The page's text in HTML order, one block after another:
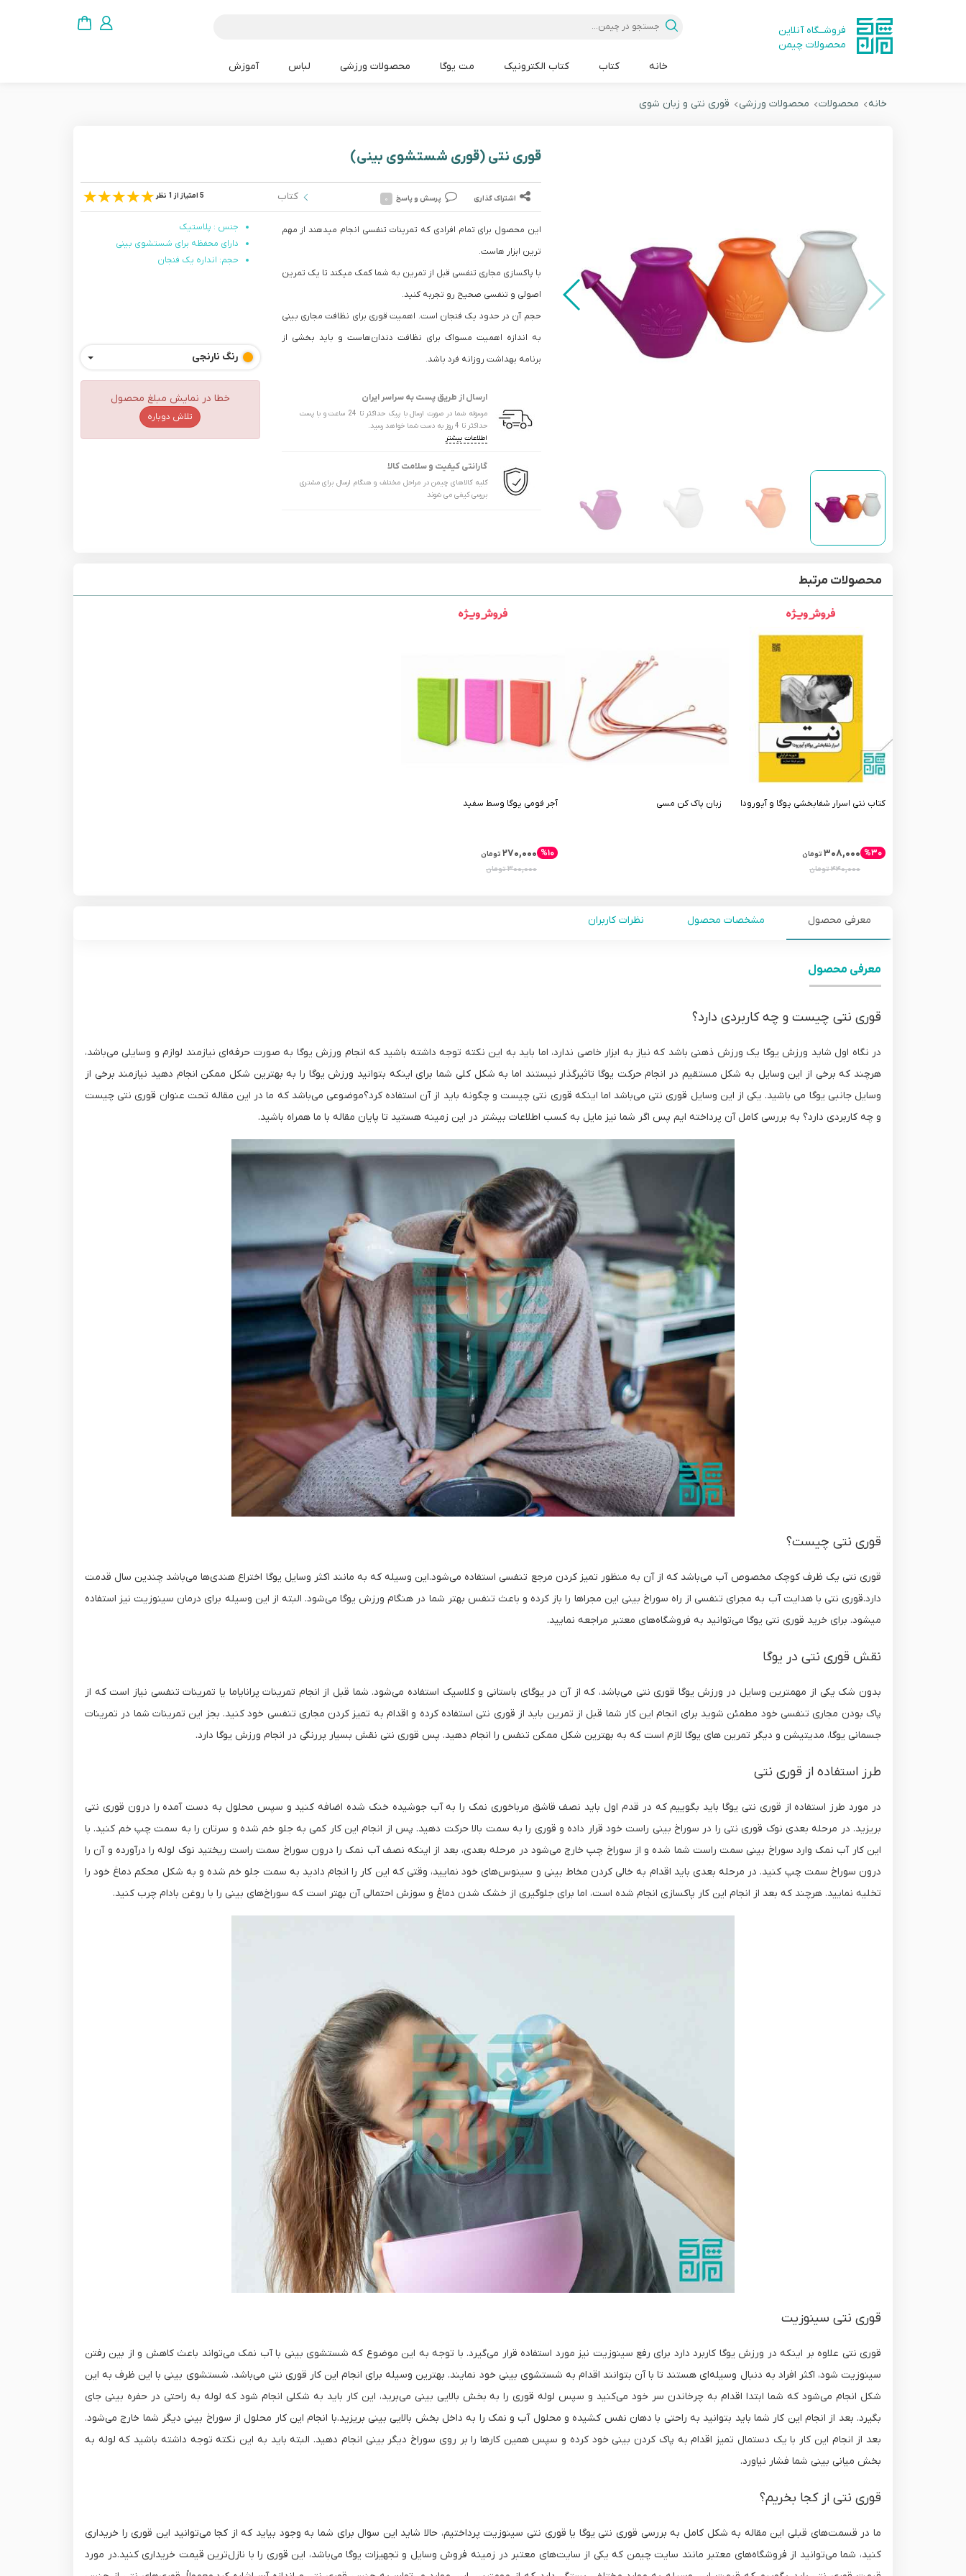
فروشــگاه آنلاین
محصولات چیمن
خانه
کتاب کتاب الکترونیک مت یوگا محصولات ورزشی لباس آموزش
خانه محصولات محصولات ورزشی قوری نتی و زبان شوی
قوری نتی (قوری شستشوی بینی)
اشتراک گذاری پرسش و پاسخ ۰ کتاب 5 امتیاز از 1 نظر
این محصول برای تمام افرادی که تمرینات تنفسی انجام میدهند از مهم
ترین ابزار هاست.
با پاکسازی مجاری تنفسی قبل از تمرین به شما کمک میکند تا یک تمرین
اصولی و تنفسی صحیح رو تجربه کنید.
حجم آن در حدود یک فنجان است. اهمیت قوری برای نظافت مجاری بینی
به اندازه اهمیت مسواک برای نظافت دندان‌هاست و باید بخشی از
برنامه بهداشت روزانه فرد باشد.
ارسال از طریق پست به سراسر ایران
مرسوله شما در صورت ارسال با پیک حداکثر تا 24 ساعت و با پست
حداکثر تا 4 روز به دست شما خواهد رسید.
اطلاعات بیشتر
گارانتی کیفیت و سلامت کالا
کلیه کالاهای چیمن در مراحل مختلف و هنگام ارسال برای مشتری
بررسی کیفی می شوند
جنس : پلاستیک
دارای محفظه برای شستشوی بینی
حجم: انداره یک فنجان
رنگ نارنجی
خطا در نمایش مبلغ محصول
تلاش دوباره
محصولات مرتبط
کتاب نتی اسرار شفابخشی یوگا و آیورودا
۳۰۸,۰۰۰ تومان
۴۴۰,۰۰۰تومان
%۳۰
زبان پاک کن مسی آجر فومی یوگا وسط سفید
۲۷۰,۰۰۰ تومان
۳۰۰,۰۰۰تومان
%۱۰
معرفی محصول مشخصات محصول نظرات کاربران
معرفی محصول
قوری نتی چیست و چه کاربردی دارد؟
در نگاه اول شاید ورزش یوگا یک ورزش ذهنی باشد که نیاز به ابزار خاصی ندارد، اما باید به این نکته توجه داشته باشید که انجام ورزش یوگا به صورت حرفه‌ای نیازمند لوازم و وسایلی می‌باشد،
هرچند که برخی از این وسایل به شکل مستقیم در انجام حرکت یوگا تاثیرگذار نیستند اما به شکل کلی شما برای اینکه بتوانید ورزش یوگا را به بهترین شکل ممکن انجام دهید نیازمند برخی از
وسایل جانبی یوگا می باشید. یکی از این وسایل قوری نتی می‌باشد اما اینکه قوری نتی چیست و چگونه باید از آن استفاده کرد؟موضوعی می‌باشد که ما در این مقاله تحت عنوان قوری نتی چیست
و چه کاربردی دارد؟ به بررسی کامل آن پرداخته ایم پس اگر شما نیز مایل به کسب اطلاعات بیشتر در این زمینه هستید تا پایان مقاله با ما همراه باشید.
قوری نتی چیست؟
قوری نتی یک ظرف کوچک مخصوص آب می‌باشد که از آن به منظور تمیز کردن مرجع تنفسی استفاده می‌شود.این وسیله که به مانند اکثر وسایل یوگا اختراع هندی‌ها می‌باشد چندین سال قدمت
دارد.قوری نتی با هدایت آب به مجرای تنفسی از راه سوراخ بینی این مجراها را باز کرده و باعث تنفس بهتر شما در هنگام ورزش یوگا می‌شود. البته از این وسیله برای درمان سینوزیت نیز استفاده
میشود. برای خرید قوری نتی یوگا می‌توانید به فروشگاه‌های معتبر مراجعه نمایید.
نقش قوری نتی در یوگا
بدون شک یکی از مهمترین وسایل در ورزش یوگا قوری نتی می‌باشد، که از آن در یوگای باستانی و کلاسیک استفاده می‌شود. شما قبل از انجام تمرینات پرانایاما یا تمرینات تنفسی نیاز است که از
پاک بودن مجاری تنفسی خود مطمئن شوید برای انجام این کار شما قبل از تمرین باید از قوری نتی استفاده کرده و اقدام به تمیز کردن مجاری تنفسی خود کنید. بجز این تمرینات شما در تمرینات
جسمانی یوگا، مدیتیشن و دیگر تمرین های یوگا لازم است که به بهترین شکل ممکن تنفس را انجام دهید. پس قوری نتی نقش بسیار پررنگی در انجام ورزش یوگا دارد.
طرز استفاده از قوری نتی
در مورد طرز استفاده از قوری نتی یوگا باید بگوییم که در قدم اول باید نصف قاشق مرباخوری نمک را به آب جوشیده خنک شده اضافه کنید و سپس محلول به دست آمده را درون قوری نتی
بریزید. در مرحله بعدی نوک قوری نتی را در سوراخ بینی راست خود قرار داده و قوری را به سمت بالا حرکت دهید. پس از انجام این کار کمی به جلو خم شده و سرتان را به سمت چپ خم کنید. با
این کار آب نمک وارد سوراخ بینی سمت راست شما شده و از سوراخ چپ خارج می‌شود در مرحله بعدی، بعد از اینکه نصف آب نمک را درون سوراخ سمت راست ریختید نوک لوله را درآورده و آن را
درون سوراخ سمت چپ کنید. در مرحله بعدی باید اقدام به خالی کردن مخاط بینی و سینوس‌های خود نمایید، وقتی که این کار را انجام دادید به سمت جلو خم شده و به شکل محکم دماغ خود را
تخلیه نمایید. هرچند که بعد از انجام این کار پاکسازی انجام شده است، اما برای جلوگیری از خشک شدن دماغ و سوزش احتمالی آن بهتر است که سوراخ‌های بینی را با روغن بادام چرب کنید.
قوری نتی سینوزیت
قوری نتی علاوه بر اینکه در ورزش یوگا کاربرد دارد برای رفع سینوزیت نیز مورد استفاده قرار می‌گیرد. با توجه به این موضوع که شستشوی بینی با آب نمک می‌تواند باعث کاهش و از بین رفتن
سینوزیت شود، اکثر افراد به دنبال وسیله‌ای هستند تا با آن بتوانند اقدام به شستشوی بینی خود نمایند. بهترین وسیله برای انجام این کار قوری نتی می‌باشد. شستشوی بینی با این ظرف به این
شکل انجام می‌شود که شما ابتدا اقدام به چرخاندن سر خود می‌کنید و سپس لوله قوری را به بخش بالایی بینی می‌برید، این کار باید به شکلی انجام شود که لوله به راحتی در حفره بینی جای
بگیرد. بعد از انجام این کار شما باید بتوانید به راحتی با دهان نفس کشیده و محلول آب و نمک را به داخل بخش بالایی بینی بریزید.با انجام این کار محلول از سوراخ بینی دیگر شما خارج می‌شود.
بعد از انجام این کار با یک دستمال تمیز اقدام به پاک کردن بینی خود کرده و سپس همین کارها را بر روی سوراخ دیگر بینی انجام دهید. البته باید به این نکته توجه داشته باشید که لوله به
بخش میانی بینی شما فشار نیاورد.
قوری نتی از کجا بخریم؟
ما در قسمت‌های قبلی این مقاله به شکل کامل به بررسی قوری نتی یوگا یا قوری نتی سینوزیت پرداختیم، حالا شاید این سوال برای شما به وجود بیاید که از کجا می‌توانید این قوری را خریداری
کنید، شما می‌توانید از فروشگاه‌های معتبر مانند سایت چیمن که یکی از سایت‌های معتبر در زمینه فروش وسایل و تجهیزات یوگا می‌باشد، این قوری را با نازل‌ترین قیمت خریداری کنید.در مورد